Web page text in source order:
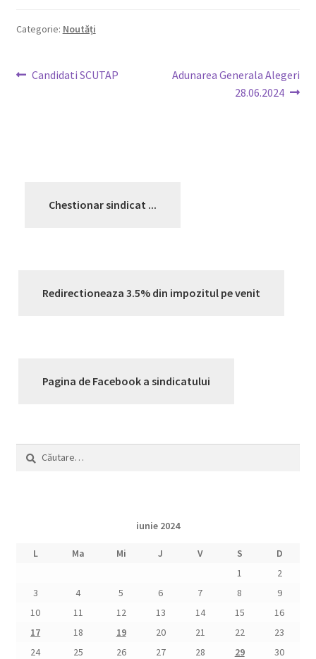
Categorie: Noutăți
Navigare
Articolul
Candidati SCUTAP
Articolul
Adunarea Generala Alegeri
28.06.2024
Chestionar sindicat ...
Redirectioneaza 3.5% din impozitul pe venit
Pagina de Facebook a sindicatului
după:
iunie 2024
L Ma Mi J V S
D
1
2
3
4 5 6 7 8
9
10
11 12 13 14 15
16
17
18 19 20 21 22
23
24
25 26 27 28 29 30